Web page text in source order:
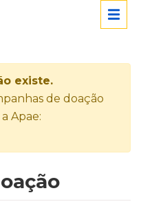
existe.
de doação
Apae: